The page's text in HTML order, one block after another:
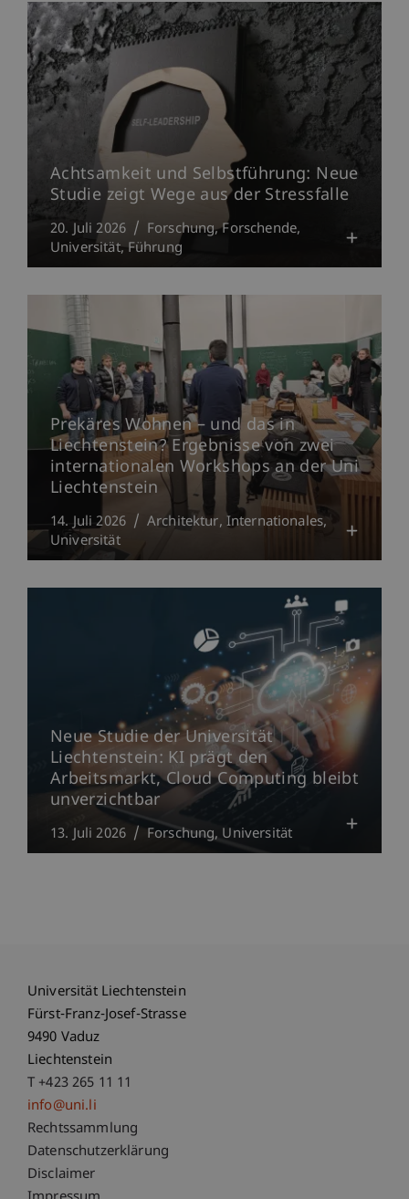
Achtsamkeit und Selbstführung: Neue
Studie zeigt Wege aus der Stressfalle
20. Juli 2026 Forschung Forschende
Universität Führung
Prekäres Wohnen – und das in
Liechtenstein? Ergebnisse von zwei
internationalen Workshops an der Uni
Liechtenstein
14. Juli 2026 Architektur Internationales
Universität
Neue Studie der Universität
Liechtenstein: KI prägt den
Arbeitsmarkt, Cloud Computing bleibt
unverzichtbar
13. Juli 2026 Forschung Universität
Universität Liechtenstein
Fürst-Franz-Josef-Strasse
9490 Vaduz
Liechtenstein
T +423 265 11 11
info@uni.li
Fußzeile Rechtliche Hinweise
Rechtssammlung
Datenschutzerklärung
Disclaimer